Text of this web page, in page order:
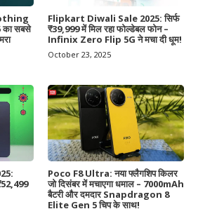
का सबसे
Flipkart Diwali Sale 2025: सिर्फ
₹39,999 में मिल रहा फोल्डेबल फोन –
Infinix Zero Flip 5G ने मचा दी धूम!
October 23, 2025
Poco F8 Ultra: नया फ्लैगशिप किलर
जो दिसंबर में मचाएगा धमाल – 7000mAh
बैटरी और दमदार Snapdragon 8
Elite Gen 5 चिप के साथ!